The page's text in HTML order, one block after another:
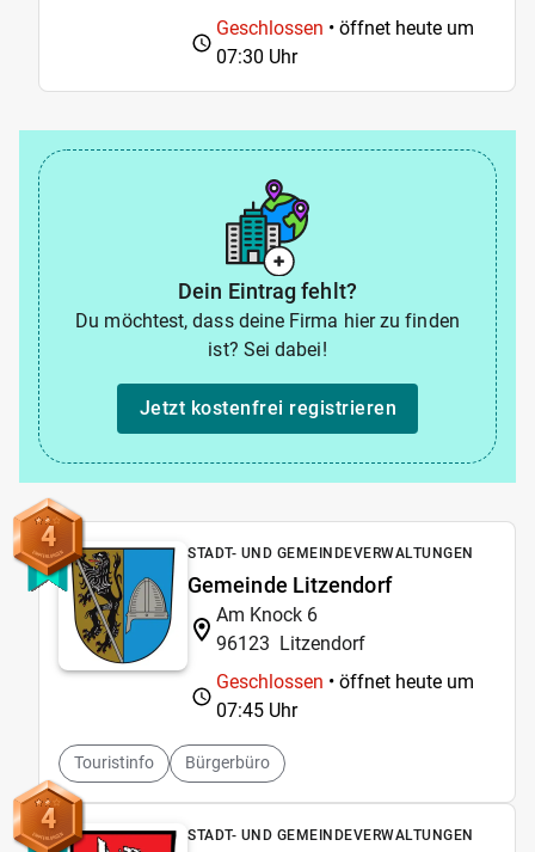
Geschlossen • öffnet heute um
07:30 Uhr
Dein Eintrag fehlt?
Du möchtest, dass deine Firma hier zu finden
ist? Sei dabei!
Jetzt kostenfrei registrieren
4 STADT- UND GEMEINDEVERWALTUNGEN
Gemeinde Litzendorf
Am Knock 6
96123 Litzendorf
Geschlossen • öffnet heute um
07:45 Uhr
Touristinfo Bürgerbüro
4 STADT- UND GEMEINDEVERWALTUNGEN